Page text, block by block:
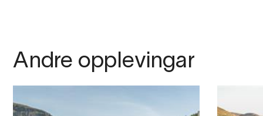
Andre opplevingar